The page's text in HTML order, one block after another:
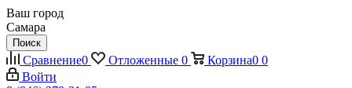
Ваш город
Самара
Поиск
Сравнение0 Отложенные 0 Корзина0 0
Войти